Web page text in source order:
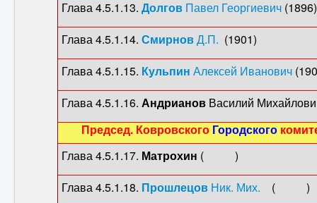
Глава 4.5.1.13. Долгов Павел Георгиевич
Глава 4.5.1.14. СмирновД.П. (1901)
Глава 4.5.1.15. Кульпин Алексей Иванович
Глава 4.5.1.16. Андрианов Василий
Председ. Ковровского Городского
Глава 4.5.1.17. Матрохин ( ) 1-й секр.
Глава 4.5.1.18. Прошлецов Ник. Мих.
( ) 1-й